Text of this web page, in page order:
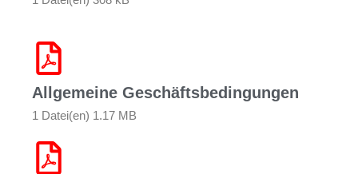
Allgemeine Geschäftsbedingungen
1 Datei(en) 1.17 MB